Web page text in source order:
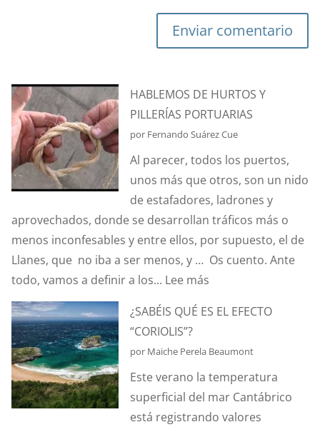
Enviar comentario
HABLEMOS DE HURTOS Y
PILLERÍAS PORTUARIAS
por Fernando Suárez Cue
Al parecer, todos los puertos,
unos más que otros, son un nido
de estafadores, ladrones y
aprovechados, donde se desarrollan tráficos más o
menos inconfesables y entre ellos, por supuesto, el de
Llanes, que no iba a ser menos, y … Os cuento. Ante
todo, vamos a definir a los... Lee más:
DE
Y
PILLERÍAS
PORTUARIAS
¿SABÉIS QUÉ ES EL EFECTO
“CORIOLIS”?
por Maiche Perela Beaumont
Este verano la temperatura
superficial del mar Cantábrico
está registrando valores